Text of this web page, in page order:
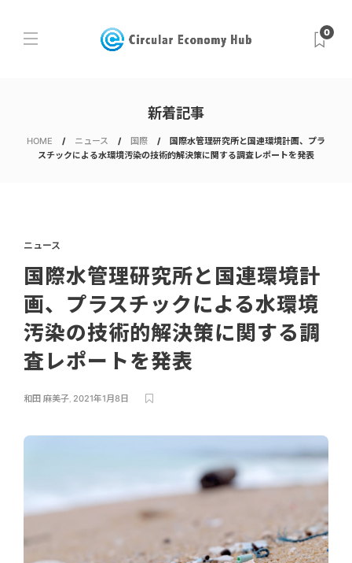
0
新着記事
HOME ニュース 国際
国際水管理研究所と国連環境計画、プラ
スチックによる水環境汚染の技術的解決策に関する調査レポートを発表
ニュース
国際水管理研究所と国連環境計
画、プラスチックによる水環境
汚染の技術的解決策に関する調
査レポートを発表
和田 麻美子, 2021年1月8日